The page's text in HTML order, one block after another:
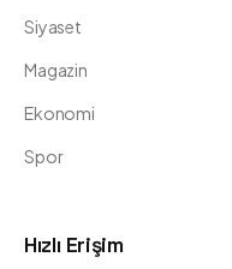
Siyaset
Magazin
Ekonomi
Spor
Hızlı Erişim